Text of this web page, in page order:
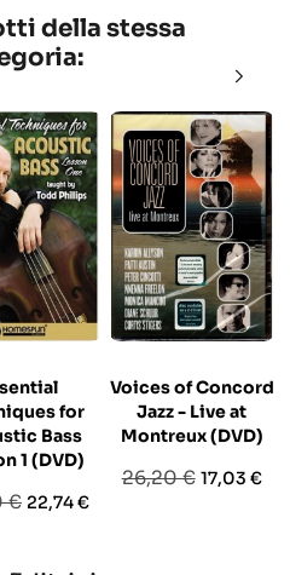
della stessa
for
Bass
1 (DVD)
€ Prezzo
22,74 €
Voices of Concord
Jazz - Live at
Montreux (DVD)
Prezzo
26,20 € Prezzo
17,03 €